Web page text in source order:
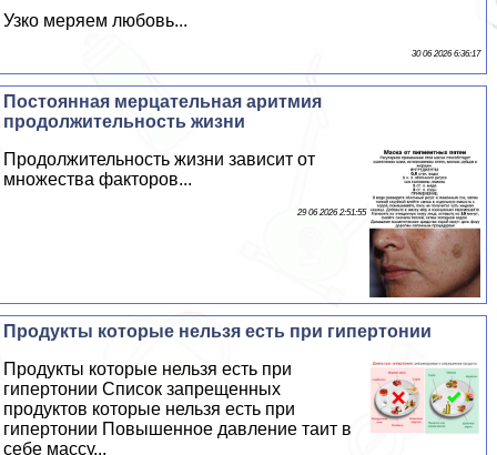
Узко меряем любовь...
30 06 2026 6:36:17
Постоянная мерцательная аритмия
продолжительность жизни
Продолжительность жизни зависит от
множества факторов...
29 06 2026 2:51:55
Продукты которые нельзя есть при гипертонии
Продукты которые нельзя есть при
гипертонии Список запрещенных
продуктов которые нельзя есть при
гипертонии Повышенное давление таит в
себе массу...